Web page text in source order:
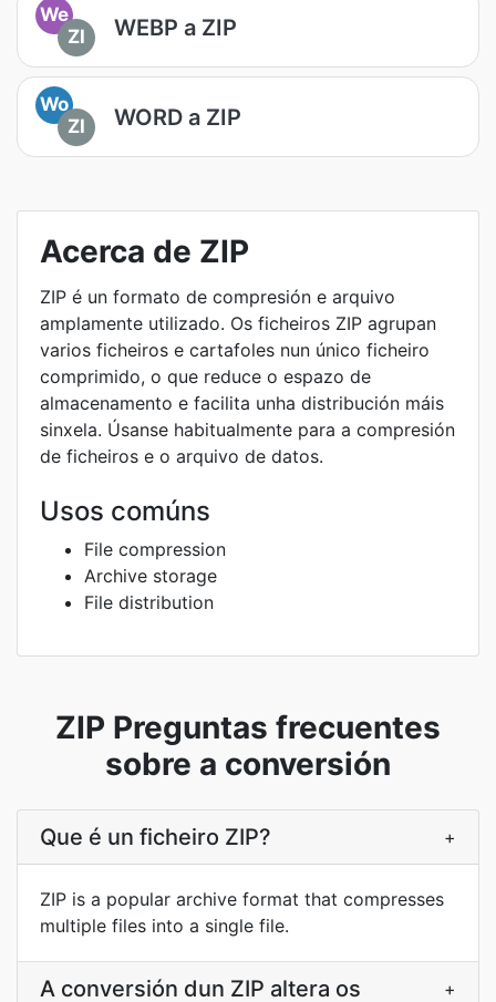
We
ZI
WEBP a ZIP
Wo
ZI
WORD a ZIP
Acerca de ZIP
ZIP é un formato de compresión e arquivo
amplamente utilizado. Os ficheiros ZIP agrupan
varios ficheiros e cartafoles nun único ficheiro
comprimido, o que reduce o espazo de
almacenamento e facilita unha distribución máis
sinxela. Úsanse habitualmente para a compresión
de ficheiros e o arquivo de datos.
Usos comúns
File compression
Archive storage
File distribution
ZIP Preguntas frecuentes
sobre a conversión
Que é un ficheiro ZIP? +
ZIP is a popular archive format that compresses
multiple files into a single file.
A conversión dun ZIP altera os
+